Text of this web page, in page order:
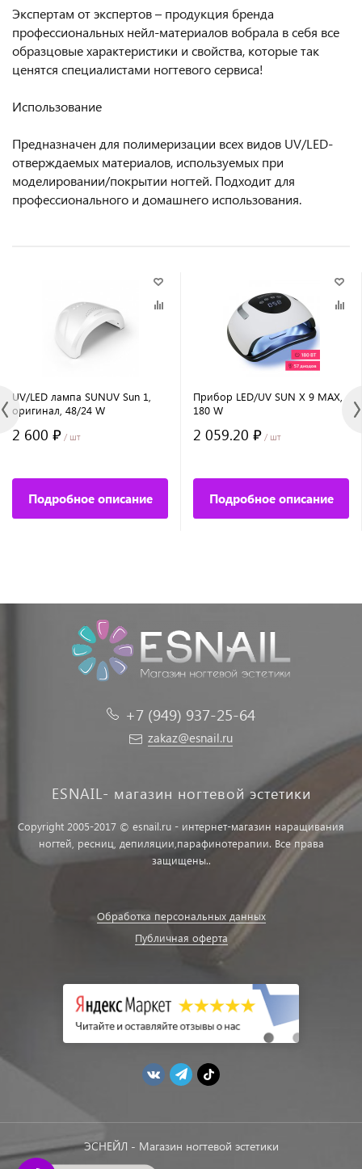
Экспертам от экспертов – продукция бренда
профессиональных нейл-материалов вобрала в себя все
образцовые характеристики и свойства, которые так
ценятся специалистами ногтевого сервиса!
Использование
Предназначен для полимеризации всех видов UV/LED-
отверждаемых материалов, используемых при
моделировании/покрытии ногтей. Подходит для
профессионального и домашнего использования.
UV/LED лампа SUNUV Sun 1,
оригинал, 48/24 W
2 600 ₽ / шт
Подробное описание
Прибор LED/UV SUN X 9 MAX,
180 W
2 059.20 ₽ / шт
Подробное описание
+7 (949) 937-25-64
zakaz@esnail.ru
ESNAIL- магазин ногтевой эстетики
Copyright 2005-2017 © esnail.ru - интернет-магазин наращивания
ногтей, ресниц, депиляции,парафинотерапии. Все права
защищены..
Обработка персональных данных
Публичная оферта
ЭСНЕЙЛ - Магазин ногтевой эстетики